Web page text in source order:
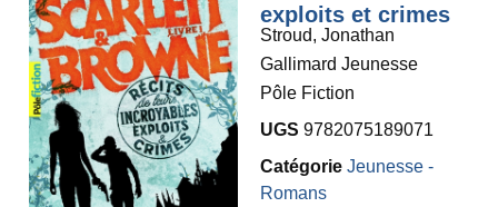
exploits et crimes
Stroud, Jonathan
Gallimard Jeunesse
Pôle Fiction
UGS 9782075189071
Catégorie Jeunesse -
Romans